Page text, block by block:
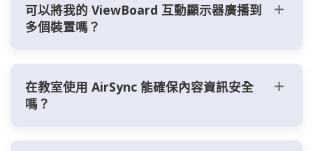
可以將我的 ViewBoard 互動顯示器廣播到
多個裝置嗎？
在教室使用 AirSync 能確保內容資訊安全
嗎？